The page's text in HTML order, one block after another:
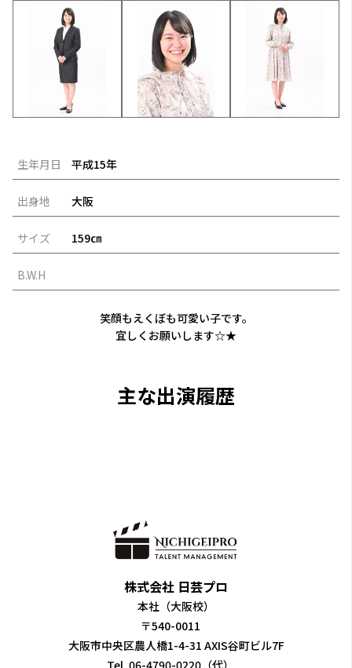
生年月日 平成15年
出身地 大阪
サイズ 159㎝
B.W.H
笑顔もえくぼも可愛い子です。
宜しくお願いします☆★
主な出演履歴
株式会社 日芸プロ
本社（大阪校）
〒540-0011
大阪市中央区農人橋1-4-31 AXIS谷町ビル7F